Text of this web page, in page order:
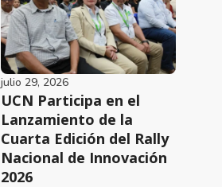
julio 29, 2026
UCN Participa en el
Lanzamiento de la
Cuarta Edición del Rally
Nacional de Innovación
2026